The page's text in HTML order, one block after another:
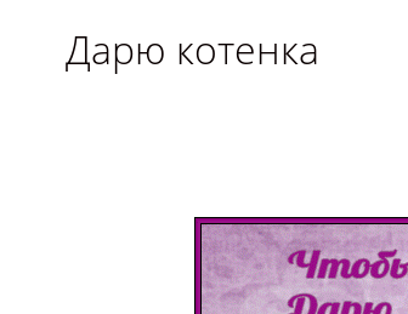
Дарю котенка